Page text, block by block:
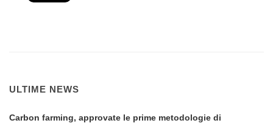
ULTIME NEWS
Carbon farming, approvate le prime metodologie di